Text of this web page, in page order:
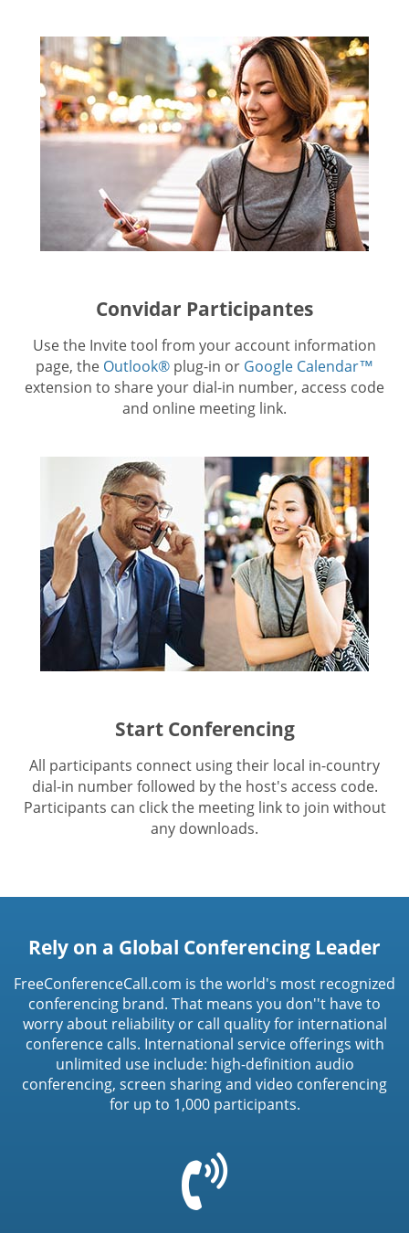
Convidar Participantes
Use the Invite tool from your account information
page, the Outlook® plug-in or Google Calendar™
extension to share your dial-in number, access code
and online meeting link.
Start Conferencing
All participants connect using their local in-country
dial-in number followed by the host's access code.
Participants can click the meeting link to join without
any downloads.
Rely on a Global Conferencing Leader
FreeConferenceCall.com is the world's most recognized
conferencing brand. That means you don''t have to
worry about reliability or call quality for international
conference calls. International service offerings with
unlimited use include: high-definition audio
conferencing, screen sharing and video conferencing
for up to 1,000 participants.
t('common.phone_icon')